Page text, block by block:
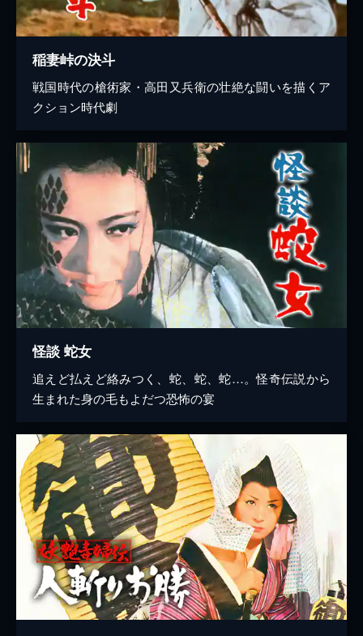
稲妻峠の決斗
戦国時代の槍術家・高田又兵衛の壮絶な闘いを描くア
クション時代劇
怪談 蛇女
追えど払えど絡みつく、蛇、蛇、蛇…。怪奇伝説から
生まれた身の毛もよだつ恐怖の宴